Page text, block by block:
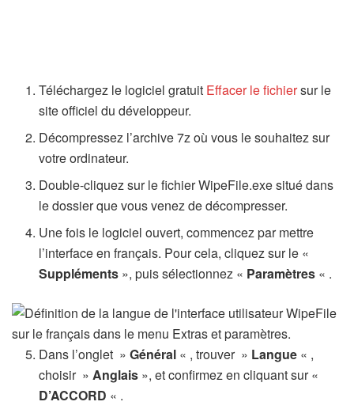
Téléchargez le logiciel gratuit Effacer le fichiersur le
site officiel du développeur.
Décompressez l’archive 7z où vous le souhaitez sur
votre ordinateur.
Double-cliquez sur le fichier WipeFile.exe situé dans
le dossier que vous venez de décompresser.
Une fois le logiciel ouvert, commencez par mettre
l’interface en français. Pour cela, cliquez sur le «
Suppléments », puis sélectionnez « Paramètres « .
Dans l’onglet »Général « , trouver » Langue « ,
choisir » Anglais », et confirmez en cliquant sur «
D’ACCORD « .